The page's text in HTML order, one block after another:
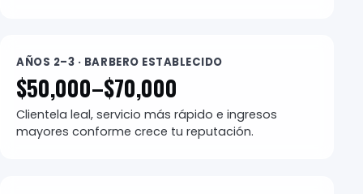
AÑOS 2–3 · BARBERO ESTABLECIDO
$50,000–$70,000
Clientela leal, servicio más rápido e ingresos
mayores conforme crece tu reputación.